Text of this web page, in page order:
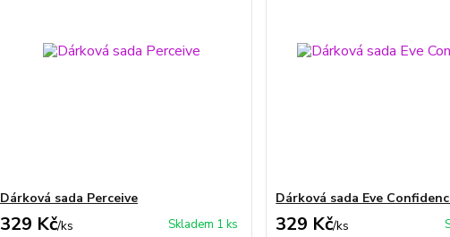
Dárková sada Perceive
329 Kč/ks Skladem 1 ks
Dárková sada Eve
329 Kč/ks